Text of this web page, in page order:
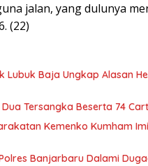
jalan, yang dulunya
(22)
Lubuk Baja Ungkap Alasan
Tersangka Beserta 74
Kemenko Kumham
Banjarbaru Dalami